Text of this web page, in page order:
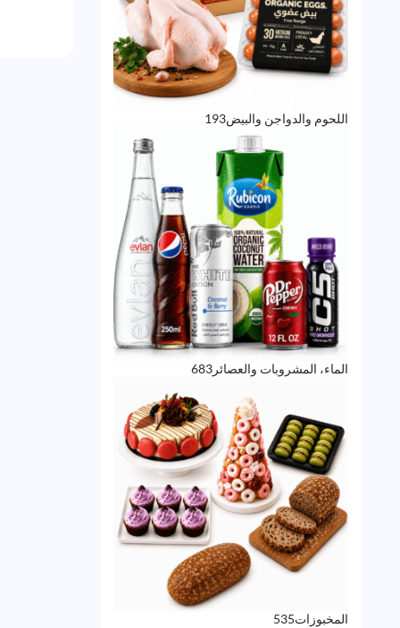
اللحوم والدواجن والبيض193
193
الماء، المشروبات والعصائر 683
683
المخبوزات535
535